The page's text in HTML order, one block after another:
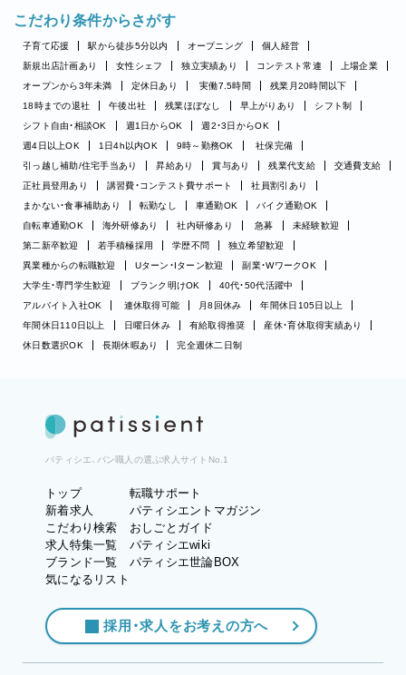
こだわり条件からさがす
子育て応援 駅から徒歩5分以内 オープニング
個人経営
新規出店計画あり
女性シェフ 独立実績あり コンテスト常連
上場企業
オープンから3年未満
定休日あり 実働7.5時間
残業月20時間以下
18時までの退社
午後出社 残業ほぼなし 早上がりあり
シフト制
シフト自由・相談OK
週1日からOK
週2・3日からOK
週4日以上OK
1日4h以内OK 9時～勤務OK
社保完備
引っ越し補助/住宅手当あり
昇給あり 賞与あり 残業代支給
交通費支給
正社員登用あり
講習費・コンテスト費サポート
社員割引あり
まかない・食事補助あり
転勤なし 車通勤OK
バイク通勤OK
自転車通勤OK
海外研修あり 社内研修あり 急募
未経験歓迎
第二新卒歓迎
若手積極採用 学歴不問
独立希望歓迎
異業種からの転職歓迎
Uターン・Iターン歓迎
副業・WワークOK
大学生・専門学生歓迎
ブランク明けOK
40代・50代活躍中
アルバイト入社OK
連休取得可能 月8回休み
年間休日105日以上
年間休日110日以上
日曜日休み 有給取得推奨
産休・育休取得実績あり
休日数選択OK
長期休暇あり 完全週休二日制
パティシエ、パン職人の選ぶ求人サイトNo.1
トップ
新着求人
こだわり検索
求人特集一覧
ブランド一覧
気になるリスト
転職サポート
パティシエントマガジン
おしごとガイド
パティシエwiki
パティシエ世論BOX
採用・求人をお考えの方へ